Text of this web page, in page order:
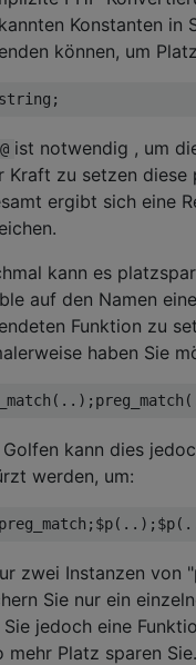
Konstanten in
können, um
@ ist notwendig , um
Kraft zu setzen diese
ergibt sich eine
kann es
auf den Namen
Funktion zu
haben Sie
Golfen kann dies
werden, um:
zwei Instanzen von
Sie nur ein
Sie jedoch eine
mehr Platz sparen Sie.